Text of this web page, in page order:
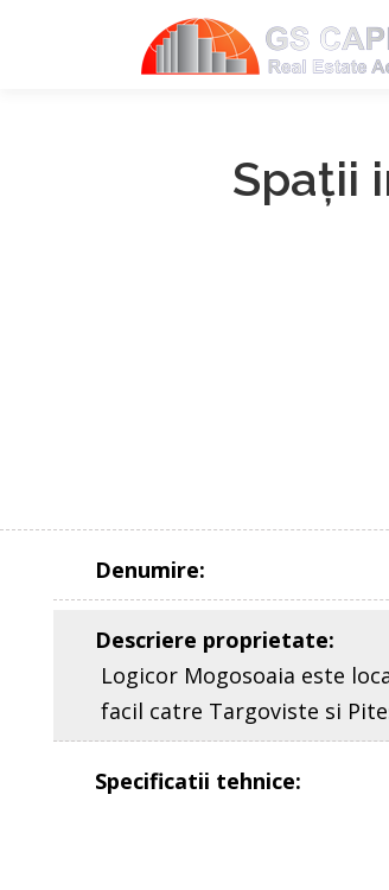
Spaţii
Denumire:
Descriere proprietate:
Logicor Mogosoaia este
facil catre Targoviste si
Specificatii tehnice: